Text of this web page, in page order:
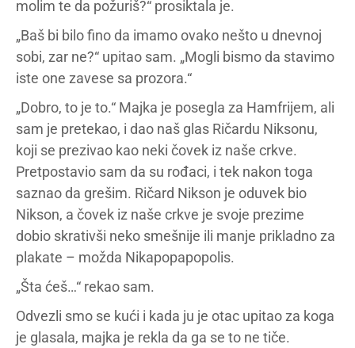
molim te da požuriš?“ prosiktala je.
„Baš bi bilo fino da imamo ovako nešto u dnevnoj
sobi, zar ne?“ upitao sam. „Mogli bismo da stavimo
iste one zavese sa prozora.“
„Dobro, to je to.“ Majka je posegla za Hamfrijem, ali
sam je pretekao, i dao naš glas Ričardu Niksonu,
koji se prezivao kao neki čovek iz naše crkve.
Pretpostavio sam da su rođaci, i tek nakon toga
saznao da grešim. Ričard Nikson je oduvek bio
Nikson, a čovek iz naše crkve je svoje prezime
dobio skrativši neko smešnije ili manje prikladno za
plakate – možda Nikapopapopolis.
„Šta ćeš…“ rekao sam.
Odvezli smo se kući i kada ju je otac upitao za koga
je glasala, majka je rekla da ga se to ne tiče.